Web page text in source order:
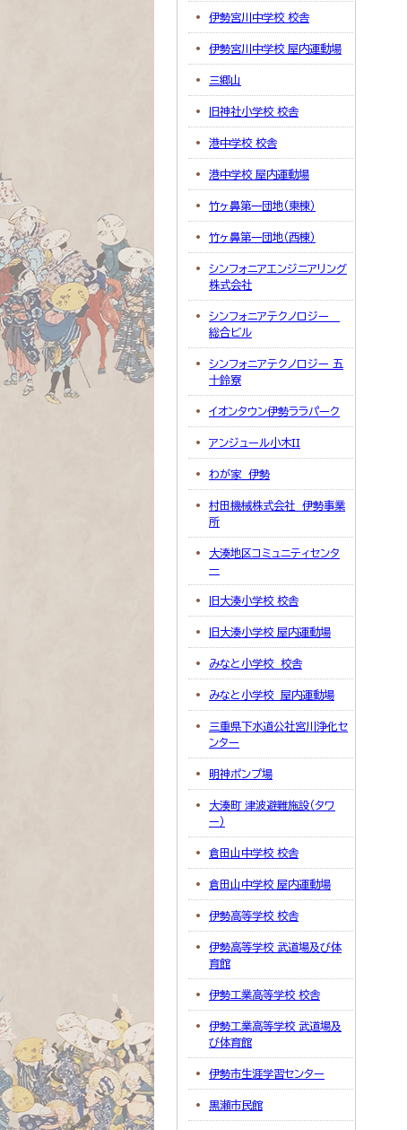
伊勢宮川中学校 校舎
伊勢宮川中学校 屋内運動場
三郷山
旧神社小学校 校舎
港中学校 校舎
港中学校 屋内運動場
竹ヶ鼻第一団地（東棟）
竹ヶ鼻第一団地（西棟）
シンフォニアエンジニアリング
株式会社
シンフォニアテクノロジー
総合ビル
シンフォニアテクノロジー 五
十鈴寮
イオンタウン伊勢ララパーク
アンジュール小木II
わが家 伊勢
村田機械株式会社 伊勢事業
所
大湊地区コミュニティセンタ
ー
旧大湊小学校 校舎
旧大湊小学校 屋内運動場
みなと小学校 校舎
みなと小学校 屋内運動場
三重県下水道公社宮川浄化セ
ンター
明神ポンプ場
大湊町 津波避難施設（タワ
ー）
倉田山中学校 校舎
倉田山中学校 屋内運動場
伊勢高等学校 校舎
伊勢高等学校 武道場及び体
育館
伊勢工業高等学校 校舎
伊勢工業高等学校 武道場及
び体育館
伊勢市生涯学習センター
黒瀬市民館